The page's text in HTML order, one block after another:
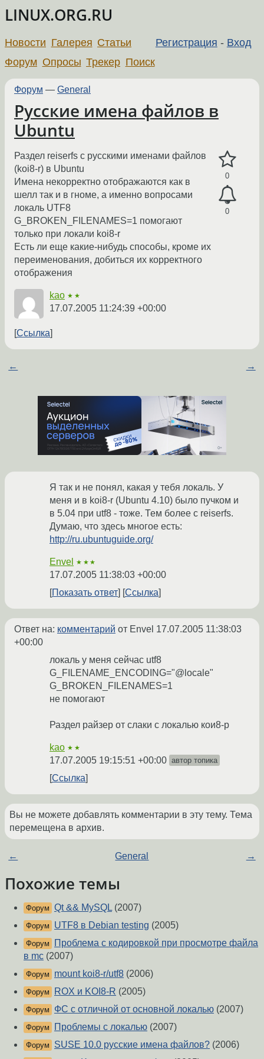
LINUX.ORG.RU
Регистрация - Вход
Новости Галерея Статьи
Форум Опросы Трекер Поиск
Форум — General
Русские имена файлов в
Ubuntu
0
0
Раздел reiserfs с русскими именами файлов
(koi8-r) в Ubuntu
Имена некорректно отображаются как в
шелл так и в гноме, а именно вопросами
локаль UTF8
G_BROKEN_FILENAMES=1 помогают
только при локали koi8-r
Есть ли еще какие-нибудь способы, кроме их
переименования, добиться их корректного
отображения
kao ★★
17.07.2005 11:24:39 +00:00
Ссылка
← →
Я так и не понял, какая у тебя локаль. У
меня и в koi8-r (Ubuntu 4.10) было пучком и
в 5.04 при utf8 - тоже. Тем более с reiserfs.
Думаю, что здесь многое есть:
http://ru.ubuntuguide.org/
Envel ★★★
17.07.2005 11:38:03 +00:00
Показать ответ
Ссылка
Ответ на: комментарий от Envel 17.07.2005 11:38:03
+00:00
локаль у меня сейчас utf8
G_FILENAME_ENCODING="@locale"
G_BROKEN_FILENAMES=1
не помогают
Раздел райзер от слаки с локалью кои8-р
kao ★★
17.07.2005 19:15:51 +00:00 автор топика
Ссылка
Вы не можете добавлять комментарии в эту тему. Тема
перемещена в архив.
← General →
Похожие темы
Форум Qt && MySQL (2007)
Форум UTF8 в Debian testing (2005)
Форум
Проблема с кодировкой при просмотре файла
в mc (2007)
Форум mount koi8-r/utf8 (2006)
Форум ROX и KOI8-R (2005)
Форум ФС с отличной от основной локалью (2007)
Форум Проблемы с локалью (2007)
Форум SUSE 10.0 русские имена файлов? (2006)